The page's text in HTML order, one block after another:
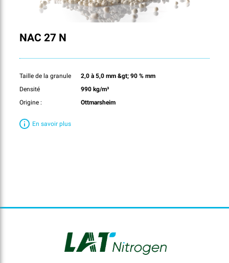
NAC 27 N
Taille de la granule
2,0 à 5,0 mm &gt; 90 % mm
Densité
990 kg/m³
Origine :
Ottmarsheim
En savoir plus